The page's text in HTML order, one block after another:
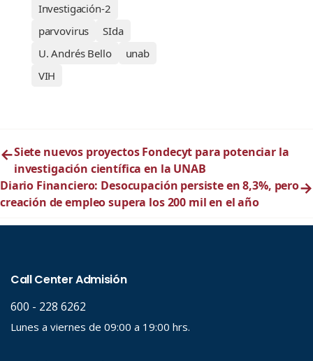
Investigación-2
parvovirus
SIda
U. Andrés Bello
unab
VIH
←Siete nuevos proyectos Fondecyt para potenciar la
investigación científica en la UNAB
Diario Financiero: Desocupación persiste en 8,3%, pero
creación de empleo supera los 200 mil en el año
→